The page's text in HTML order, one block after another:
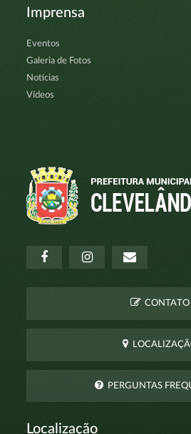
Imprensa
Eventos
Galeria de Fotos
Notícias
Vídeos
CONTATO
PERGUNTAS
Localização